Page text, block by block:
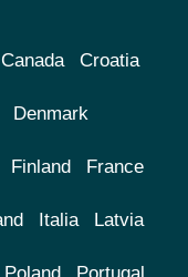
Canada Croatia
Denmark
Finland France
Italia Latvia